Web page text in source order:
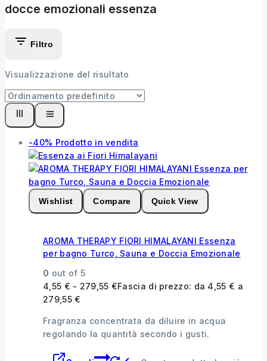
docce emozionali essenza
Filtro
Visualizzazione del risultato
-40% Prodotto in vendita
Wishlist Compare Quick View
AROMA THERAPY FIORI HIMALAYANI Essenza
per bagno Turco, Sauna e Doccia Emozionale
0 out of 5
4,55 € - 279,55 €Fascia di prezzo: da 4,55 € a
279,55 €
Fragranza concentrata da diluire in acqua
regolando la quantità secondo i gusti.